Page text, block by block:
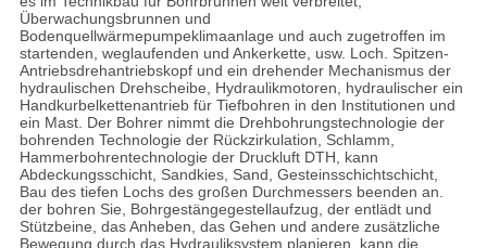
Überwachungsbrunnen und
Bodenquellwärmepumpeklimaanlage und auch zugetroffen im
startenden, weglaufenden und Ankerkette, usw. Loch. Spitzen-
Antriebsdrehantriebskopf und ein drehender Mechanismus der
hydraulischen Drehscheibe, Hydraulikmotoren, hydraulischer ein
Handkurbelkettenantrieb für Tiefbohren in den Institutionen und
ein Mast. Der Bohrer nimmt die Drehbohrungstechnologie der
bohrenden Technologie der Rückzirkulation, Schlamm,
Hammerbohrentechnologie der Druckluft DTH, kann
Abdeckungsschicht, Sandkies, Sand, Gesteinsschichtschicht,
Bau des tiefen Lochs des großen Durchmessers beenden an.
der bohren Sie, Bohrgestängegestellaufzug, der entlädt und
Stützbeine, das Anheben, das Gehen und andere zusätzliche
Bewegung durch das Hydrauliksystem planieren, kann die